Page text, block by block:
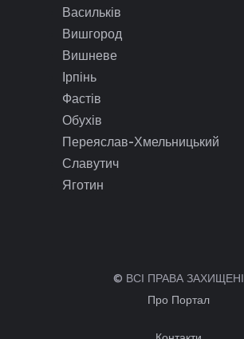
Васильків
Вишгород
Вишневе
Ірпінь
Фастів
Обухів
Переяслав-Хмельницький
Славутич
Яготин
© ВСІ ПРАВА ЗАХИЩЕНІ
Про Портал